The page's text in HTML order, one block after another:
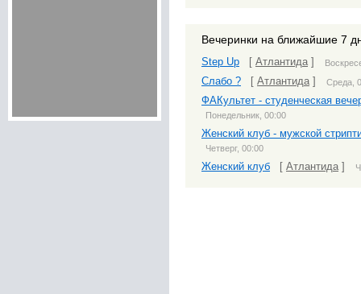
Вечеринки на ближайшие 7
Step Up Атлантида]
Слабо ? Атлантида] Среда,
ФАКультет - студенческая
Понедельник, 00:00
Женский клуб - мужской
Четверг, 00:00
Женский клуб Атлантида]